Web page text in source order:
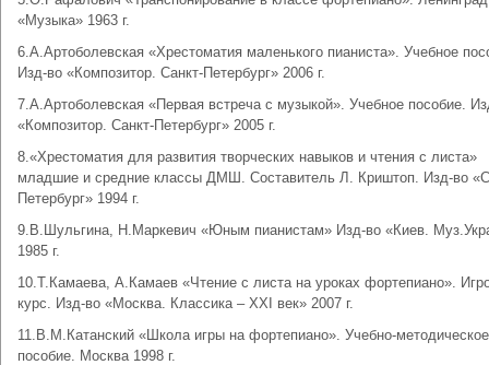
«Музыка» 1963 г.
6.А.Артоболевская «Хрестоматия маленького пианиста». Учебное
Изд-во «Композитор. Санкт-Петербург» 2006 г.
7.А.Артоболевская «Первая встреча с музыкой». Учебное пособие.
«Композитор. Санкт-Петербург» 2005 г.
8.«Хрестоматия для развития творческих навыков и чтения с листа»
младшие и средние классы ДМШ. Составитель Л. Криштоп. Изд-во
Петербург» 1994 г.
9.В.Шульгина, Н.Маркевич «Юным пианистам» Изд-во «Киев.
1985 г.
10.Т.Камаева, А.Камаев «Чтение с листа на уроках фортепиано».
курс. Изд-во «Москва. Классика – XXI век» 2007 г.
11.В.М.Катанский «Школа игры на фортепиано». Учебно-методическое
пособие. Москва 1998 г.